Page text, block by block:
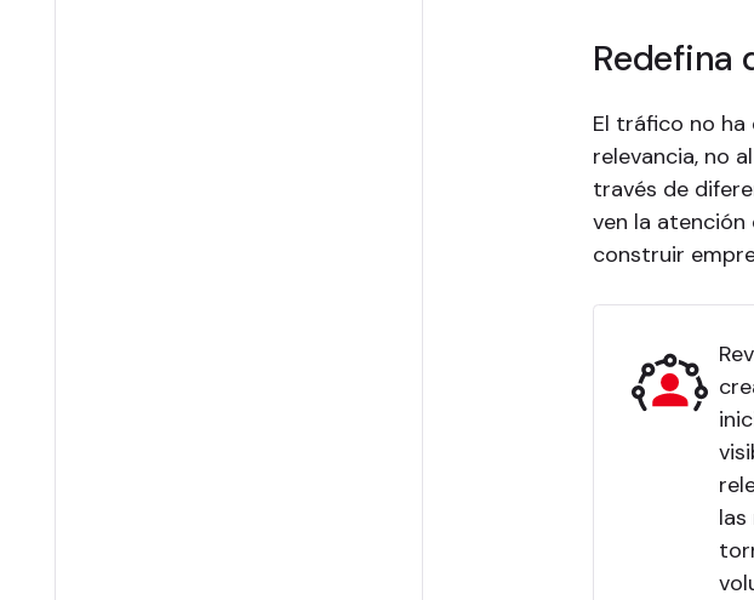
Redefina
El tráfico no ha
relevancia, no
través de
ven la
construir